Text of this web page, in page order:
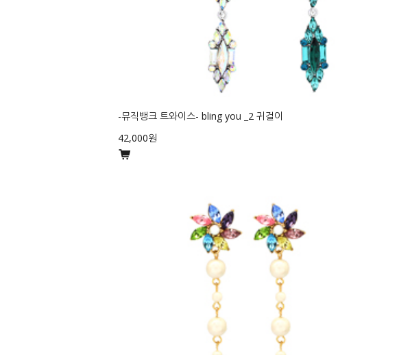
-뮤직뱅크 트와이스- bling you _2 귀걸이
42,000원